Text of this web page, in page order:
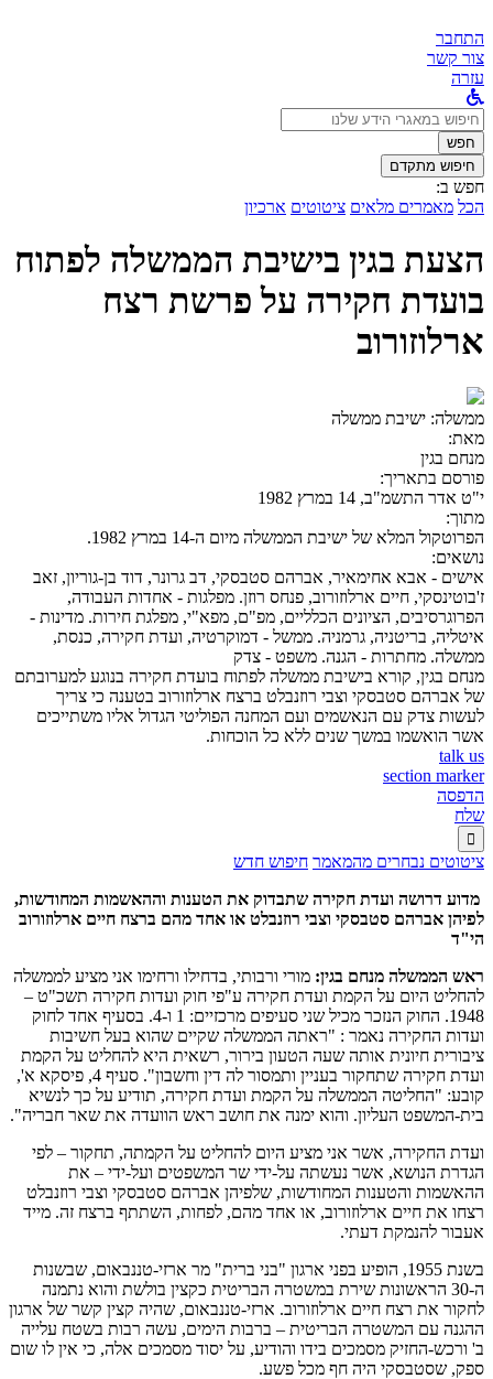
התחבר
צור קשר
עזרה
לחפש
ב:חפש
חיפוש מתקדם
חפש ב:
הכל מאמרים מלאים ציטוטים ארכיון
הצעת בגין בישיבת הממשלה לפתוח
בועדת חקירה על פרשת רצח
ארלוזורוב
ממשלה: ישיבת ממשלה
מאת:
מנחם בגין
פורסם בתאריך:
י"ט אדר התשמ"ב, 14 במרץ 1982
מתוך:
הפרוטקול המלא של ישיבת הממשלה מיום ה-14 במרץ 1982.
נושאים:
אישים - אבא אחימאיר, אברהם סטבסקי, דב גרונר, דוד בן-גוריון, זאב
ז'בוטינסקי, חיים ארלוזורוב, פנחס רוזן. מפלגות - אחדות העבודה,
הפרוגרסיבים, הציונים הכלליים, מפ"ם, מפא"י, מפלגת חירות. מדינות -
איטליה, בריטניה, גרמניה. ממשל - דמוקרטיה, ועדת חקירה, כנסת,
ממשלה. מחתרות - הגנה. משפט - צדק
מנחם בגין, קורא בישיבת ממשלה לפתוח בועדת חקירה בנוגע למערובתם
של אברהם סטבסקי וצבי רוזנבלט ברצח ארלוזורוב בטענה כי צריך
לעשות צדק עם הנאשמים ועם המחנה הפוליטי הגדול אליו משתייכים
אשר הואשמו במשך שנים ללא כל הוכחות.
talk us
section marker
הדפסה
שלח

ציטוטים נבחרים מהמאמר חיפוש חדש
מדוע דרושה ועדת חקירה שתבדוק את הטענות וההאשמות המחודשות,
לפיהן אברהם סטבסקי וצבי רוזנבלט או אחד מהם ברצח חיים ארלוזורוב
הי"ד
ראש הממשלה מנחם בגין: מורי ורבותי, בדחילו ורחימו אני מציע לממשלה
להחליט היום על הקמת ועדת חקירה ע"פי חוק ועדות חקירה תשכ"ט –
1948. החוק הנזכר מכיל שני סעיפים מרכזיים: 1 ו-4. בסעיף אחד לחוק
ועדות החקירה נאמר : "ראתה הממשלה שקיים שהוא בעל חשיבות
ציבורית חיונית אותה שעה הטעון בירור, רשאית היא להחליט על הקמת
ועדת חקירה שתחקור בעניין ותמסור לה דין וחשבון". סעיף 4, פיסקא א',
קובע: "החליטה הממשלה על הקמת ועדת חקירה, תודיע על כך לנשיא
בית-המשפט העליון. והוא ימנה את חושב ראש הוועדה את שאר חבריה".
ועדת החקירה, אשר אני מציע היום להחליט על הקמתה, תחקור – לפי
הגדרת הנושא, אשר נעשתה על-ידי שר המשפטים ועל-ידי – את
ההאשמות והטענות המחודשות, שלפיהן אברהם סטבסקי וצבי רוזנבלט
רצחו את חיים ארלוזורוב, או אחד מהם, לפחות, השתתף ברצח זה. מייד
אעבור להנמקת דעתי.
בשנת 1955, הופיע בפני ארגון "בני ברית" מר ארזי-טננבאום, שבשנות
ה-30 הראשונות שירת במשטרה הבריטית כקצין בולשת והוא נתמנה
לחקור את רצח חיים ארלוזורוב. ארזי-טננבאום, שהיה קצין קשר של ארגון
ההגנה עם המשטרה הבריטית – ברבות הימים, עשה רבות בשטח עלייה
ב' ורכש-החזיק מסמכים בידו והודיע, על יסוד מסמכים אלה, כי אין לו שום
ספק, שסטבסקי היה חף מכל פשע.